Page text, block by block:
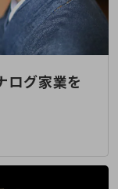
グ家業を